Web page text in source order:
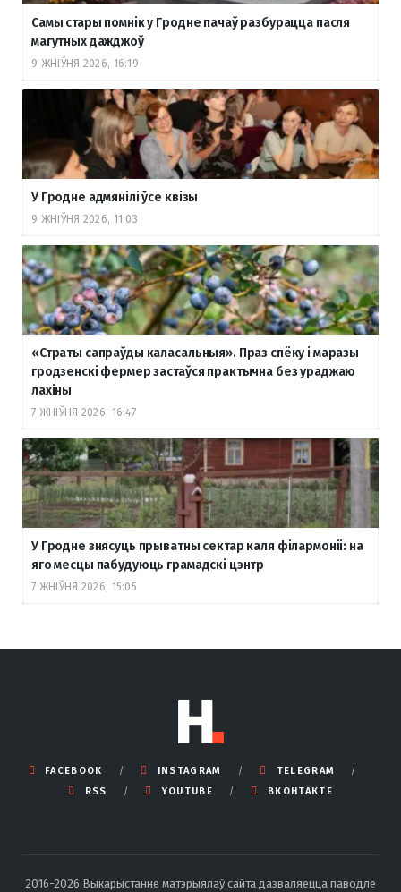
Самы стары помнік у Гродне пачаў разбурацца пасля
магутных дажджоў
9 ЖНІЎНЯ 2026, 16:19
У Гродне адмянілі ўсе квізы
9 ЖНІЎНЯ 2026, 11:03
«Страты сапраўды каласальныя». Праз спёку і маразы
гродзенскі фермер застаўся практычна без ураджаю
лахіны
7 ЖНІЎНЯ 2026, 16:47
У Гродне знясуць прыватны сектар каля філармоніі: на
яго месцы пабудуюць грамадскі цэнтр
7 ЖНІЎНЯ 2026, 15:05
FACEBOOK INSTAGRAM
TELEGRAM
RSS
YOUTUBE ВКОНТАКТЕ
2016-2026 Выкарыстанне матэрыялаў сайта дазваляецца паводле